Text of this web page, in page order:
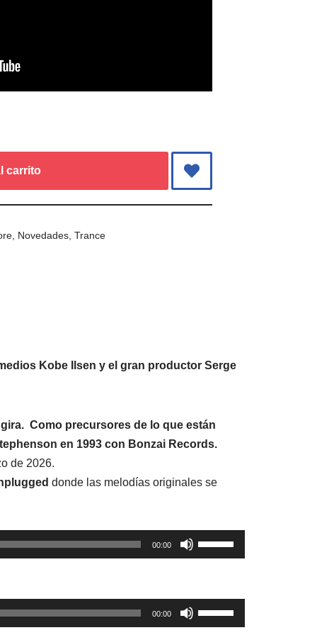
carrito
Novedades ,Trance
Kobe Ilsen y el gran productor Serge
Como precursores de lo que están
en 1993 con Bonzai Records.
de 2026.
donde las melodías originales se
00:00
Utiliza
las
de
flecha
00:00
Utiliza
las